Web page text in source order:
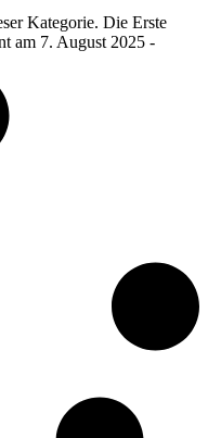
Kategorie. Die Erste
am 7. August 2025 -